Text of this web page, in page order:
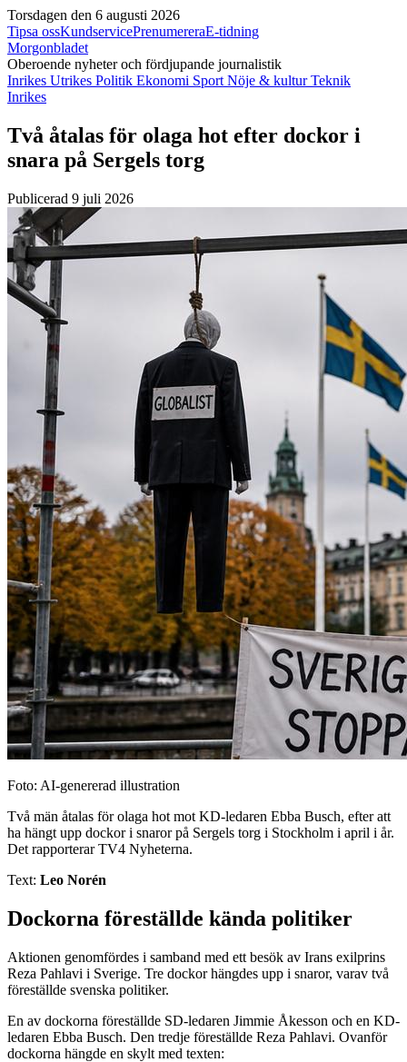
Torsdagen den 6 augusti 2026
Tipsa ossKundservicePrenumereraE-tidning
Morgonbladet
Oberoende nyheter och fördjupande journalistik
Inrikes Utrikes Politik Ekonomi Sport Nöje & kulturTeknik
Inrikes
Två åtalas för olaga hot efter dockor i
snara på Sergels torg
Publicerad 9 juli 2026
Foto: AI-genererad illustration
Två män åtalas för olaga hot mot KD-ledaren Ebba Busch, efter att
ha hängt upp dockor i snaror på Sergels torg i Stockholm i april i år.
Det rapporterar TV4 Nyheterna.
Text: Leo Norén
Dockorna föreställde kända politiker
Aktionen genomfördes i samband med ett besök av Irans exilprins
Reza Pahlavi i Sverige. Tre dockor hängdes upp i snaror, varav två
föreställde svenska politiker.
En av dockorna föreställde SD-ledaren Jimmie Åkesson och en KD-
ledaren Ebba Busch. Den tredje föreställde Reza Pahlavi. Ovanför
dockorna hängde en skylt med texten: